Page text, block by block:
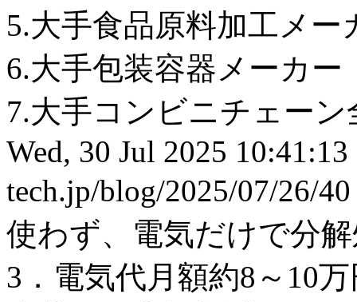
5.大手食品原料加工メー
6.大手包装容器メーカー
7.大手コンビニチェー
Wed, 30 Jul 2025
tech.jp/blog/2025/07/26/
使わず、電気だけで分
3．電気代月額約8～10